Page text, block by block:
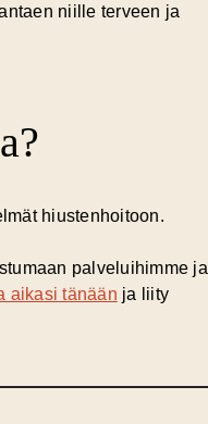
niille terveen ja
hiustenhoitoon.
palveluihimme ja
aikasi tänään ja liity